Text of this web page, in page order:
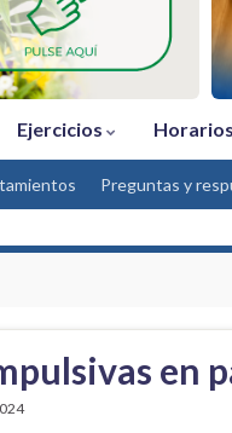
Ejercicios Horarios
Preguntas y
en